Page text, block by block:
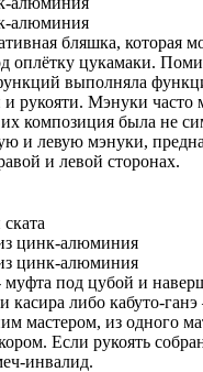
алюминия
бляшка, которая
оплётку цукамаки.
выполняла
и рукояти. Мэнуки часто
композиция была не
и левую мэнуки,
и левой сторонах.
цинк-алюминия
цинк-алюминия
под цубой и
касира либо кабуто-
мастером, из одного
Если рукоять
инвалид.